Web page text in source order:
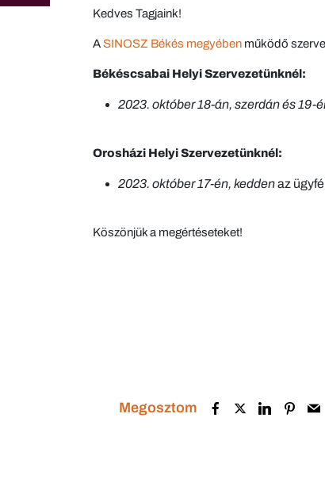
Kedves Tagjaink!
ASINOSZ Békés megyében működő
Békéscsabai Helyi Szervezetünknél:
2023. október 18-án, szerdán és 19-
Orosházi Helyi Szervezetünknél:
2023. október 17-én, keddenaz
Köszönjük a megértéseteket!
Megosztom